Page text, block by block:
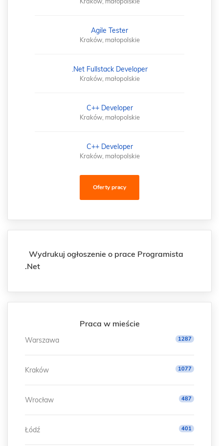
Agile Tester
Kraków, małopolskie
.Net Fullstack Developer
Kraków, małopolskie
C++ Developer
Kraków, małopolskie
C++ Developer
Kraków, małopolskie
Oferty pracy
Wydrukuj ogłoszenie o prace Programista
.Net
Praca w mieście
Warszawa 1287
Kraków 1077
Wrocław 487
Łódź 401